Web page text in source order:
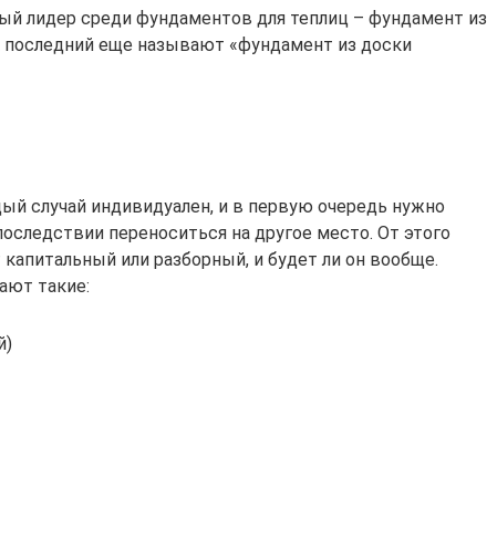
лидер среди фундаментов для теплиц – фундамент из
последний еще называют «фундамент из доски
случай индивидуален, и в первую очередь нужно
переноситься на другое место. От этого
или разборный, и будет ли он вообще.
такие: